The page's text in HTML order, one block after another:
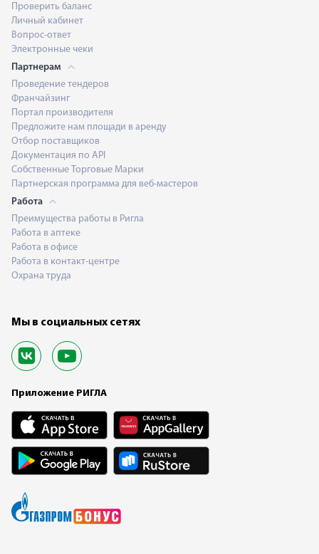
Проверить баланс
Личный кабинет
Вопрос-ответ
Электронные чеки
Партнерам
Проведение тендеров
Франчайзинг
Портал производителя
Предложите нам площади в аренду
Отбор поставщиков
Документация по API
Собственные Торговые Марки
Партнерская программа для веб-мастеров
Работа
Преимущества работы в Ригла
Работа в аптеке
Работа в офисе
Работа в контакт-центре
Охрана труда
Мы в социальных сетях
Приложение РИГЛА